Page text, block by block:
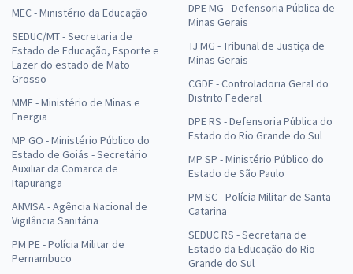
MEC - Ministério da Educação
SEDUC/MT - Secretaria de
Estado de Educação, Esporte e
Lazer do estado de Mato
Grosso
MME - Ministério de Minas e
Energia
MP GO - Ministério Público do
Estado de Goiás - Secretário
Auxiliar da Comarca de
Itapuranga
ANVISA - Agência Nacional de
Vigilância Sanitária
PM PE - Polícia Militar de
Pernambuco
DPE MG - Defensoria Pública de
Minas Gerais
TJ MG - Tribunal de Justiça de
Minas Gerais
CGDF - Controladoria Geral do
Distrito Federal
DPE RS - Defensoria Pública do
Estado do Rio Grande do Sul
MP SP - Ministério Público do
Estado de São Paulo
PM SC - Polícia Militar de Santa
Catarina
SEDUC RS - Secretaria de
Estado da Educação do Rio
Grande do Sul